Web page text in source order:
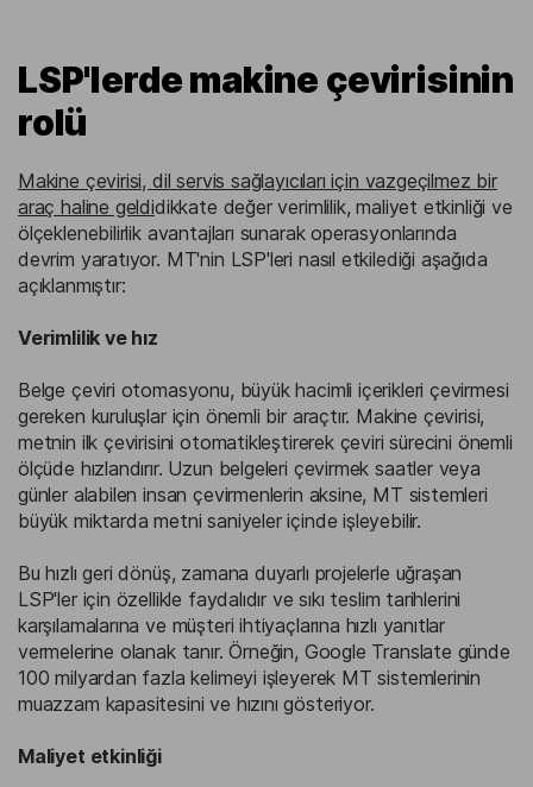
LSP'lerde makine çevirisinin
rolü
Makine çevirisi, dil servis sağlayıcıları için vazgeçilmez bir
araç haline geldidikkate değer verimlilik, maliyet etkinliği ve
ölçeklenebilirlik avantajları sunarak operasyonlarında
devrim yaratıyor. MT'nin LSP'leri nasıl etkilediği aşağıda
açıklanmıştır:
Verimlilik ve hız
Belge çeviri otomasyonu, büyük hacimli içerikleri çevirmesi
gereken kuruluşlar için önemli bir araçtır. Makine çevirisi,
metnin ilk çevirisini otomatikleştirerek çeviri sürecini önemli
ölçüde hızlandırır. Uzun belgeleri çevirmek saatler veya
günler alabilen insan çevirmenlerin aksine, MT sistemleri
büyük miktarda metni saniyeler içinde işleyebilir.
Bu hızlı geri dönüş, zamana duyarlı projelerle uğraşan
LSP'ler için özellikle faydalıdır ve sıkı teslim tarihlerini
karşılamalarına ve müşteri ihtiyaçlarına hızlı yanıtlar
vermelerine olanak tanır. Örneğin, Google Translate günde
100 milyardan fazla kelimeyi işleyerek MT sistemlerinin
muazzam kapasitesini ve hızını gösteriyor.
Maliyet etkinliği